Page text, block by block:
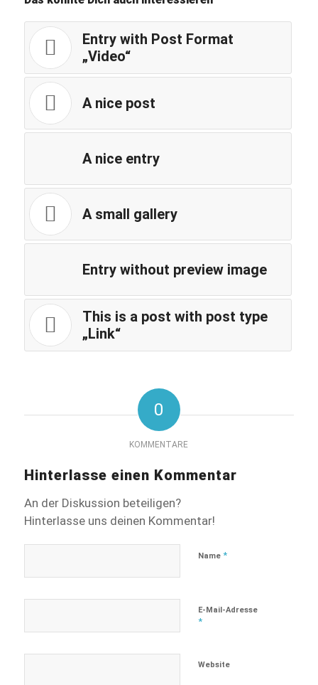
Entry with Post Format
„Video“
A nice post
A nice entry
A small gallery
Entry without preview image
This is a post with post type
„Link“
0
KOMMENTARE
Hinterlasse einen Kommentar
An der Diskussion beteiligen?
Hinterlasse uns deinen Kommentar!
Name *
E-Mail-Adresse
*
Website